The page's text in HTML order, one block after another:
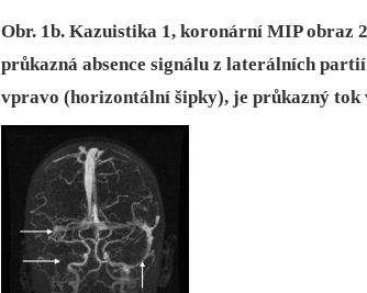
Obr. 1b. Kazuistika 1, koronární MIP obraz
průkazná absence signálu z laterálních
vpravo (horizontální šipky), je průkazný